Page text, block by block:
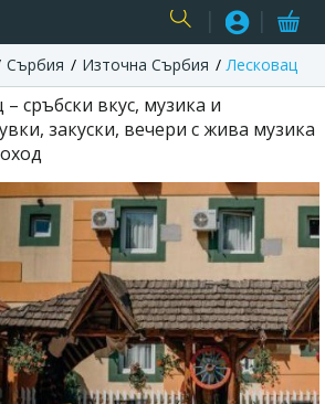
USER
Сърбия Източна Сърбия Лесковац
сръбски вкус, музика и
закуски, вечери с жива музика